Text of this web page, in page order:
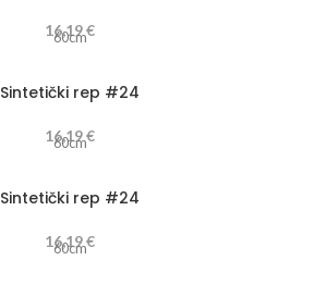
16,19€
60cm
Sintetički rep #24
16,19€
60cm
Sintetički rep #24
16,19€
60cm